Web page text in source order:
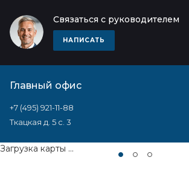
Связаться с руководителем
НАПИСАТЬ
Главный офис
+7 (495) 921-11-88
Ткацкая д. 5 с. 3
Загрузка карты ...